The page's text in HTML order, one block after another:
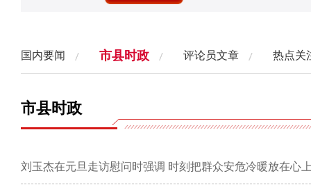
国内要闻 市县时政 评论员文章 热点关
市县时政
刘玉杰在元旦走访慰问时强调 时刻把群众安危冷暖放在心